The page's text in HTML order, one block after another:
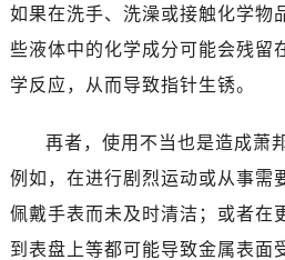
如果在洗手、洗澡或接触化学物
些液体中的化学成分可能会残留
学反应，从而导致指针生锈。
再者，使用不当也是造成萧
例如，在进行剧烈运动或从事需
佩戴手表而未及时清洁；或者在
到表盘上等都可能导致金属表面